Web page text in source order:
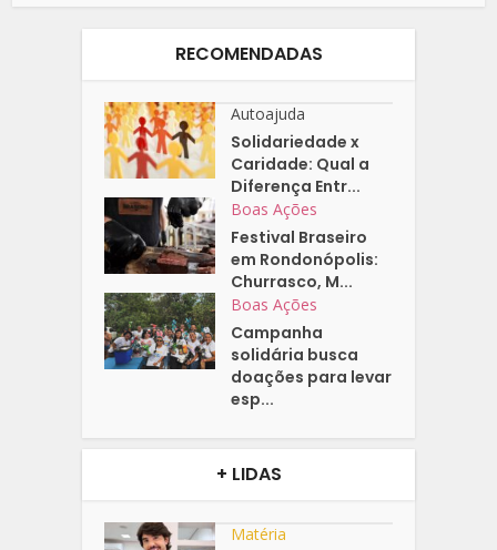
RECOMENDADAS
Autoajuda
Solidariedade x
Caridade: Qual a
Diferença Entr...
Boas Ações
Festival Braseiro
em Rondonópolis:
Churrasco, M...
Boas Ações
Campanha
solidária busca
doações para levar
esp...
+ LIDAS
Matéria